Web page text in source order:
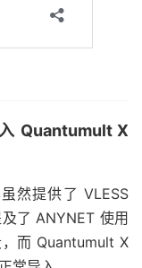
Quantumult X
然提供了 VLESS
了 ANYNET 使用
而 Quantumult X